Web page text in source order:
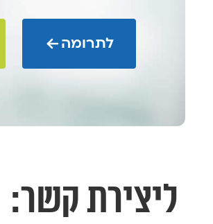
לתרומה
ליצירת קשר: